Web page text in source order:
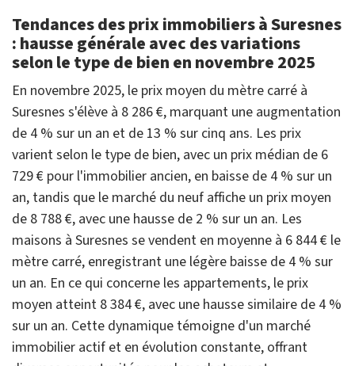
Tendances des prix immobiliers à Suresnes
: hausse générale avec des variations
selon le type de bien en novembre 2025
En novembre 2025, le prix moyen du mètre carré à
Suresnes s'élève à 8 286 €, marquant une augmentation
de 4 % sur un an et de 13 % sur cinq ans. Les prix
varient selon le type de bien, avec un prix médian de 6
729 € pour l'immobilier ancien, en baisse de 4 % sur un
an, tandis que le marché du neuf affiche un prix moyen
de 8 788 €, avec une hausse de 2 % sur un an. Les
maisons à Suresnes se vendent en moyenne à 6 844 € le
mètre carré, enregistrant une légère baisse de 4 % sur
un an. En ce qui concerne les appartements, le prix
moyen atteint 8 384 €, avec une hausse similaire de 4 %
sur un an. Cette dynamique témoigne d'un marché
immobilier actif et en évolution constante, offrant